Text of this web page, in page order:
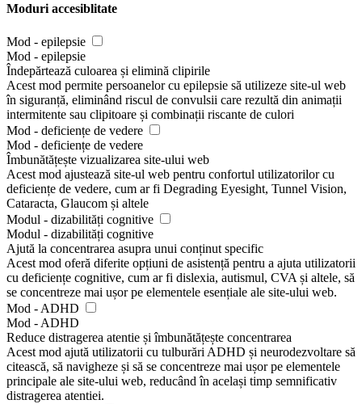
Moduri accesiblitate
Mod - epilepsie
Mod - epilepsie
Îndepărtează culoarea și elimină clipirile
Acest mod permite persoanelor cu epilepsie să utilizeze site-ul web
în siguranță, eliminând riscul de convulsii care rezultă din animații
intermitente sau clipitoare și combinații riscante de culori
Mod - deficiențe de vedere
Mod - deficiențe de vedere
Îmbunătățește vizualizarea site-ului web
Acest mod ajustează site-ul web pentru confortul utilizatorilor cu
deficiențe de vedere, cum ar fi Degrading Eyesight, Tunnel Vision,
Cataracta, Glaucom și altele
Modul - dizabilități cognitive
Modul - dizabilități cognitive
Ajută la concentrarea asupra unui conținut specific
Acest mod oferă diferite opțiuni de asistență pentru a ajuta utilizatorii
cu deficiențe cognitive, cum ar fi dislexia, autismul, CVA și altele, să
se concentreze mai ușor pe elementele esențiale ale site-ului web.
Mod - ADHD
Mod - ADHD
Reduce distragerea atentie și îmbunătățește concentrarea
Acest mod ajută utilizatorii cu tulburări ADHD și neurodezvoltare să
citească, să navigheze și să se concentreze mai ușor pe elementele
principale ale site-ului web, reducând în același timp semnificativ
distragerea atentiei.